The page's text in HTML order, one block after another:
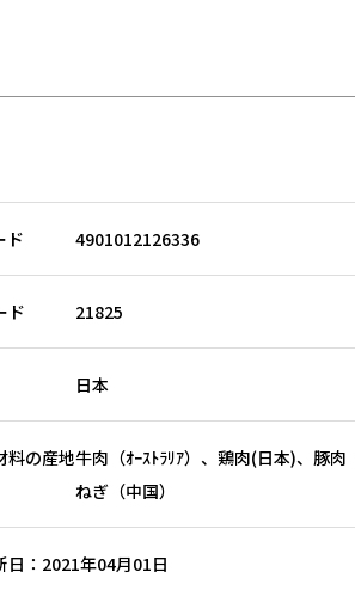
ド 4901012126336
ド 21825
日本
料の産地牛肉（ｵｰｽﾄﾗﾘｱ）、鶏肉(日本)、豚
ねぎ（中国）
日 2021年04月01日